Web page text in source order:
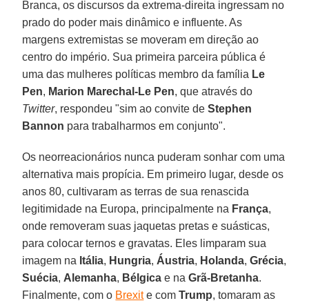
Branca, os discursos da extrema-direita ingressam no
prado do poder mais dinâmico e influente. As
margens extremistas se moveram em direção ao
centro do império. Sua primeira parceira pública é
uma das mulheres políticas membro da família Le
Pen, Marion Marechal-Le Pen, que através do
Twitter, respondeu "sim ao convite deStephen
Bannon para trabalharmos em conjunto".
Os neorreacionários nunca puderam sonhar com uma
alternativa mais propícia. Em primeiro lugar, desde os
anos 80, cultivaram as terras de sua renascida
legitimidade na Europa, principalmente na França,
onde removeram suas jaquetas pretas e suásticas,
para colocar ternos e gravatas. Eles limparam sua
imagem na Itália, Hungria, Áustria, Holanda,Grécia,
Suécia, Alemanha, Bélgica e naGrã-Bretanha.
Finalmente, com o Brexite comTrump, tomaram as